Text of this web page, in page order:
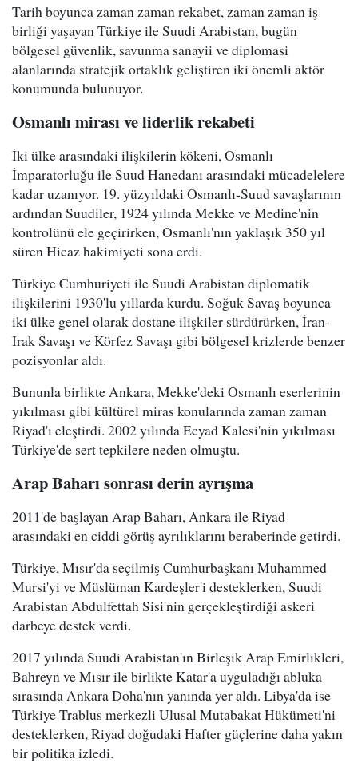
Tarih boyunca zaman zaman rekabet, zaman zaman iş
birliği yaşayan Türkiye ile Suudi Arabistan, bugün
bölgesel güvenlik, savunma sanayii ve diplomasi
alanlarında stratejik ortaklık geliştiren iki önemli aktör
konumunda bulunuyor.
Osmanlı mirası ve liderlik rekabeti
İki ülke arasındaki ilişkilerin kökeni, Osmanlı
İmparatorluğu ile Suud Hanedanı arasındaki mücadelelere
kadar uzanıyor. 19. yüzyıldaki Osmanlı-Suud savaşlarının
ardından Suudiler, 1924 yılında Mekke ve Medine'nin
kontrolünü ele geçirirken, Osmanlı'nın yaklaşık 350 yıl
süren Hicaz hakimiyeti sona erdi.
Türkiye Cumhuriyeti ile Suudi Arabistan diplomatik
ilişkilerini 1930'lu yıllarda kurdu. Soğuk Savaş boyunca
iki ülke genel olarak dostane ilişkiler sürdürürken, İran-
Irak Savaşı ve Körfez Savaşı gibi bölgesel krizlerde benzer
pozisyonlar aldı.
Bununla birlikte Ankara, Mekke'deki Osmanlı eserlerinin
yıkılması gibi kültürel miras konularında zaman zaman
Riyad'ı eleştirdi. 2002 yılında Ecyad Kalesi'nin yıkılması
Türkiye'de sert tepkilere neden olmuştu.
Arap Baharı sonrası derin ayrışma
2011'de başlayan Arap Baharı, Ankara ile Riyad
arasındaki en ciddi görüş ayrılıklarını beraberinde getirdi.
Türkiye, Mısır'da seçilmiş Cumhurbaşkanı Muhammed
Mursi'yi ve Müslüman Kardeşler'i desteklerken, Suudi
Arabistan Abdulfettah Sisi'nin gerçekleştirdiği askeri
darbeye destek verdi.
2017 yılında Suudi Arabistan'ın Birleşik Arap Emirlikleri,
Bahreyn ve Mısır ile birlikte Katar'a uyguladığı abluka
sırasında Ankara Doha'nın yanında yer aldı. Libya'da ise
Türkiye Trablus merkezli Ulusal Mutabakat Hükümeti'ni
desteklerken, Riyad doğudaki Hafter güçlerine daha yakın
bir politika izledi.